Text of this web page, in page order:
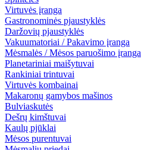
Virtuvės įranga
Gastronominės pjaustyklės
Daržovių pjaustyklės
Vakuumatoriai / Pakavimo įranga
Mėsmalės / Mėsos paruošimo įranga
Planetariniai maišytuvai
Rankiniai trintuvai
Virtuvės kombainai
Makaronų gamybos mašinos
Bulviaskutės
Dešrų kimštuvai
Kaulų pjūklai
Mėsos purentuvai